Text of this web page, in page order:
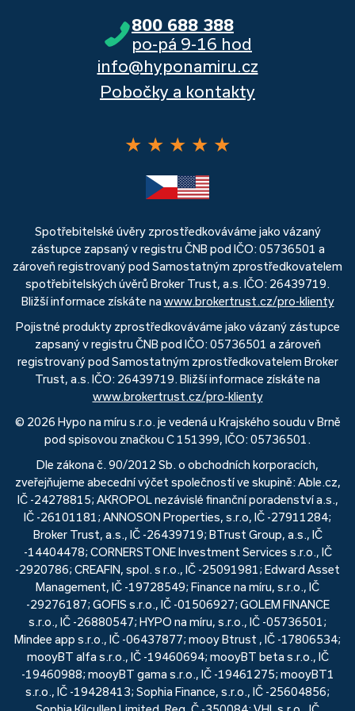
800 688 388
po-pá 9-16 hod
info@hyponamiru.cz
Pobočky a kontakty
★ ★ ★ ★ ★
Spotřebitelské úvěry zprostředkováváme jako vázaný
zástupce zapsaný v registru ČNB pod IČO: 05736501 a
zároveň registrovaný pod Samostatným zprostředkovatelem
spotřebitelských úvěrů Broker Trust, a.s. IČO: 26439719.
Bližší informace získáte na www.brokertrust.cz/pro-klienty
Pojistné produkty zprostředkováváme jako vázaný zástupce
zapsaný v registru ČNB pod IČO: 05736501 a zároveň
registrovaný pod Samostatným zprostředkovatelem Broker
Trust, a.s. IČO: 26439719. Bližší informace získáte na
www.brokertrust.cz/pro-klienty
© 2026 Hypo na míru s.r.o. je vedená u Krajského soudu v Brně
pod spisovou značkou C 151399, IČO: 05736501.
Dle zákona č. 90/2012 Sb. o obchodních korporacích,
zveřejňujeme abecední výčet společností ve skupině: Able.cz,
IČ -24278815; AKROPOL nezávislé finanční poradenství a.s.,
IČ -26101181; ANNOSON Properties, s.r.o, IČ -27911284;
Broker Trust, a.s., IČ -26439719; BTrust Group, a.s., IČ
-14404478; CORNERSTONE Investment Services s.r.o., IČ
-2920786; CREAFIN, spol. s r.o., IČ -25091981; Edward Asset
Management, IČ -19728549; Finance na míru, s.r.o., IČ
-29276187; GOFIS s.r.o., IČ -01506927; GOLEM FINANCE
s.r.o., IČ -26880547; HYPO na míru, s.r.o., IČ -05736501;
Mindee app s.r.o., IČ -06437877; mooy Btrust , IČ -17806534;
mooyBT alfa s.r.o., IČ -19460694; mooyBT beta s.r.o., IČ
-19460988; mooyBT gama s.r.o., IČ -19461275; mooyBT1
s.r.o., IČ -19428413; Sophia Finance, s.r.o., IČ -25604856;